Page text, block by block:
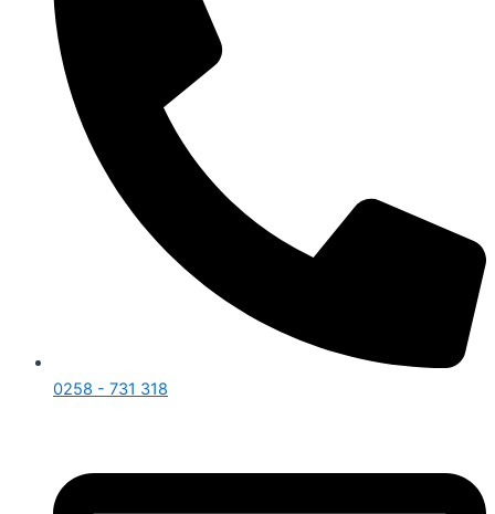
0258 - 731 318